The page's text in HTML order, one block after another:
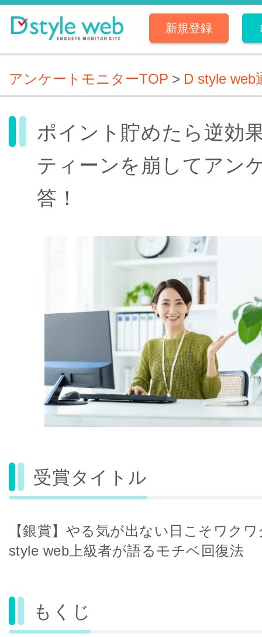
新規登録
アンケートモニターTOP > D style web
ポイント貯めたら逆効
ティーンを崩してアン
答！
受賞タイトル
【銀賞】やる気が出ない日こそワク
style web上級者が語るモチベ回復法
もくじ